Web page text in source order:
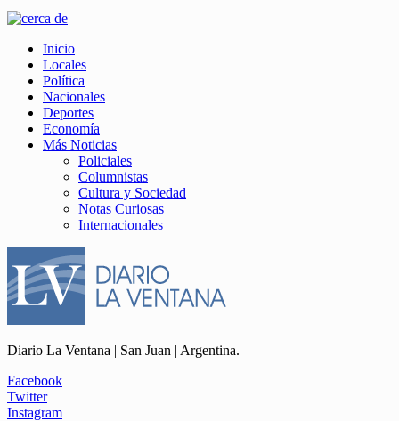
Inicio
Locales
Política
Nacionales
Deportes
Economía
Más Noticias
Policiales
Columnistas
Cultura y Sociedad
Notas Curiosas
Internacionales
Diario La Ventana | San Juan | Argentina.
Facebook
Twitter
Instagram